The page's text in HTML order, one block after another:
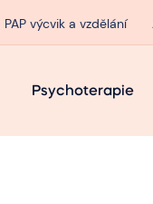
PAP výcvik a vzdělání
Psychoterapie